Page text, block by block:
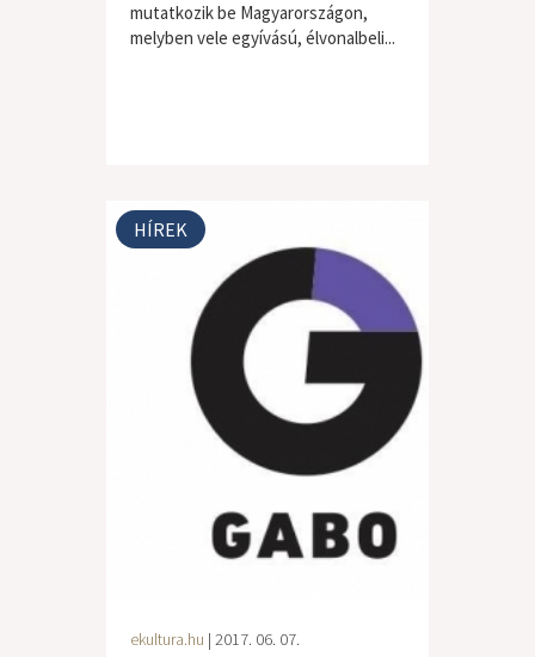
mutatkozik be Magyarországon,
melyben vele egyívású, élvonalbeli...
HÍREK
ekultura.hu | 2017. 06. 07.